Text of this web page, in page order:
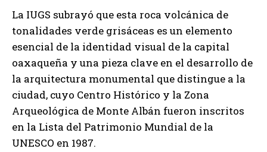
La IUGS subrayó que esta roca volcánica de
tonalidades verde grisáceas es un elemento
esencial de la identidad visual de la capital
oaxaqueña y una pieza clave en el desarrollo de
la arquitectura monumental que distingue a la
ciudad, cuyo Centro Histórico y la Zona
Arqueológica de Monte Albán fueron inscritos
en la Lista del Patrimonio Mundial de la
UNESCO en 1987.